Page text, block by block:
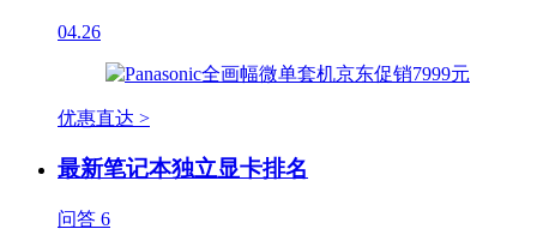
04.26
优惠直达 >
最新笔记本独立显卡排名
问答 6